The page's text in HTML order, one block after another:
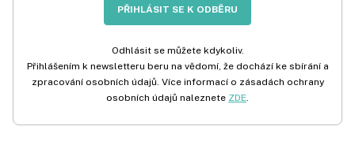
PŘIHLÁSIT SE K ODBĚRU
Odhlásit se můžete kdykoliv.
Přihlášením k newsletteru beru na vědomí, že dochází ke sbírání a
zpracování osobních údajů. Více informací o zásadách ochrany
osobních údajů naleznete ZDE.